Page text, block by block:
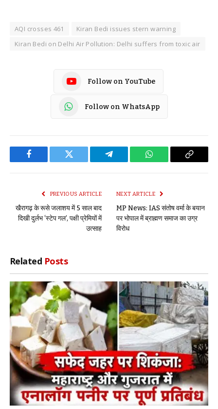
AQI crosses 461
Kiran Bedi issues stern warning
Kiran Bedi on Delhi Air Pollution: Delhi suffers from toxic air
Follow on YouTube
Follow on WhatsApp
Facebook Twitter Telegram WhatsApp Copy
PREVIOUS ARTICLE
खैरागढ़ के रूसे जलाशय में 5 साल बाद
दिखी दुर्लभ ‘स्टेप गल’, पक्षी प्रेमियों में
उत्साह
NEXT ARTICLE
MP News: IAS संतोष वर्मा के बयान
पर भोपाल में ब्राह्मण समाज का उग्र
विरोध
Related Posts